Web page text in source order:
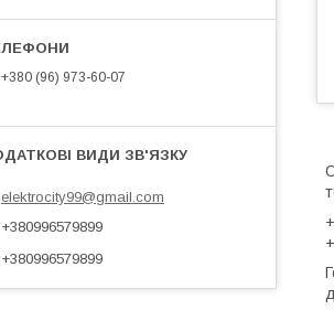
+380 (96) 973-60-07
elektrocity99@gmail.com
+380996579899
+380996579899